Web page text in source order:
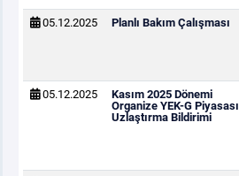
05.12.2025 Planlı Bakım Çalışması
05.12.2025
Kasım 2025 Dönemi
Organize YEK-G Piyasası
Uzlaştırma Bildirimi